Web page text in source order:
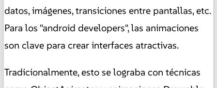
datos, imágenes, transiciones entre pantallas, etc.
Para los "android developers", las animaciones
son clave para crear interfaces atractivas.
Tradicionalmente, esto se lograba con técnicas